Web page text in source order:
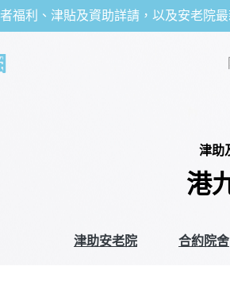
福利、津貼及資助詳請，以及安老院
津助
港
津助安老院 合約院舍